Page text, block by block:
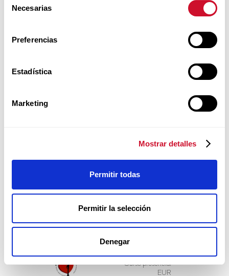
Necesarias
Preferencias
Estadística
Marketing
Mostrar detalles
Permitir todas
Permitir la selección
Denegar
Agosto 22 al 28, 2026
Curso presencial
EUR